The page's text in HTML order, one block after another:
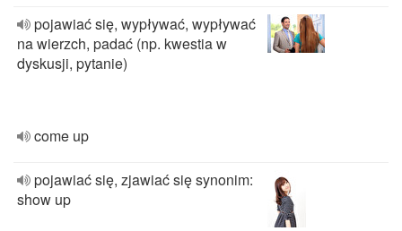
pojawiać się, wypływać, wypływać
na wierzch, padać (np. kwestia w
dyskusji, pytanie)
come up
pojawiać się, zjawiać się synonim:
show up